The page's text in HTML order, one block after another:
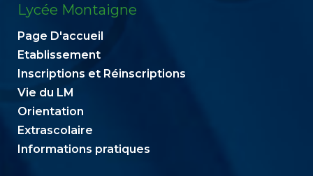
Lycée Montaigne
Page D'accueil
Etablissement
Inscriptions et Réinscriptions
Vie du LM
Orientation
Extrascolaire
Informations pratiques